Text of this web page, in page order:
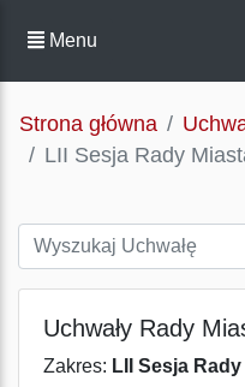
Menu
Strona główna
LII Sesja Rady
Uchwały Rady
Zakres: LII Sesja